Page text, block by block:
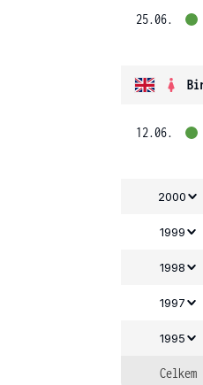
25.06.
12.06.
2000
1999
1998
1997
1995
Celkem